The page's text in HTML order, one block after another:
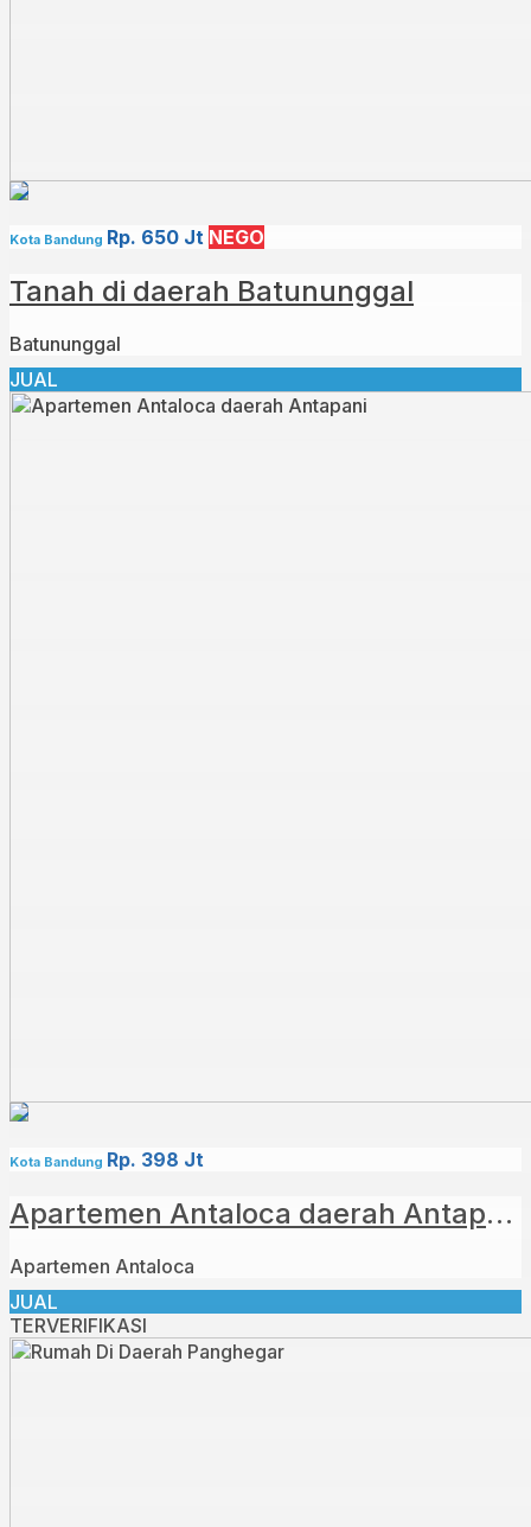
Kota Bandung Rp. 650 Jt NEGO
Tanah di daerah Batununggal
Batununggal
JUAL
Kota Bandung Rp. 398 Jt
Apartemen Antaloca daerah Antapani
Apartemen Antaloca
JUAL
TERVERIFIKASI